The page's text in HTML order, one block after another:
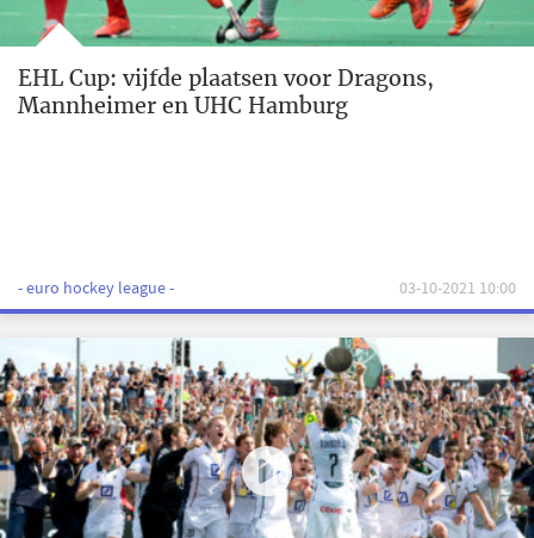
EHL Cup: vijfde plaatsen voor Dragons,
Mannheimer en UHC Hamburg
- euro hockey league - 03-10-2021 10:00